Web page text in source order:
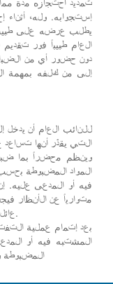
إستجوابه. وله،
يطلب عرضه على طبيب
العام طبيباً فور
دون حضور أي من
إلى من كلفه بمهمة
للنائب العام أن
التي يقدّر أنها
وينظم محضراً بما
المواد المضبوطة
فيه أو المدعى عليه.
متوارياً عن الأنظار
عائلته الراشدين أو شاهدين يختارهما النائب العام.
المشتبه فيه أو